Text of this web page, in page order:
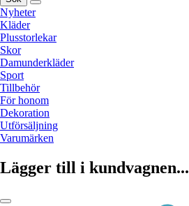
Nyheter
Kläder
Plusstorlekar
Skor
Damunderkläder
Sport
Tillbehör
För honom
Dekoration
Utförsäljning
Varumärken
Lägger till i kundvagnen...